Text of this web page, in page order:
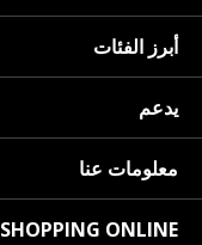
أبرز الفئات
يدعم
معلومات عنا
SHOPPING ONLINE